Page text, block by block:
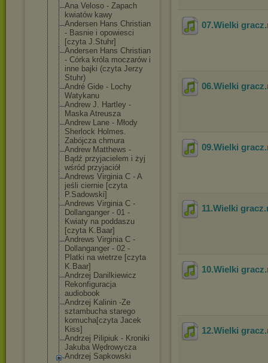
Ana Veloso - Zapach
kwiatów kawy
Andersen Hans Christian
- Basnie i opowiesci
[czyta J.Stuhr]
Andersen Hans Christian
- Córka króla moczarów i
inne bajki (czyta Jerzy
Stuhr)
André Gide - Lochy
Watykanu
Andrew J. Hartley -
Maska Atreusza
Andrew Lane - Młody
Sherlock Holmes.
Zabójcza chmura
Andrew Matthews -
Bądź przyjacielem i żyj
wśród przyjaciół
Andrews Virginia C - A
jeśli ciernie [czyta
P.Sadowski]
Andrews Virginia C -
Dollanganger - 01 -
Kwiaty na poddaszu
[czyta K.Baar]
Andrews Virginia C -
Dollanganger - 02 -
Platki na wietrze [czyta
K.Baar]
Andrzej Danilkiewicz
Rekonfiguracja
audiobook
Andrzej Kalinin -Ze
sztambucha starego
komucha[czyta Jacek
Kiss]
Andrzej Pilipiuk - Kroniki
Jakuba Wędrowycza
Andrzej Sapkowski
07.Wielki gracz
06.Wielki gracz
09.Wielki gracz
11.Wielki gracz
10.Wielki gracz
12.Wielki gracz